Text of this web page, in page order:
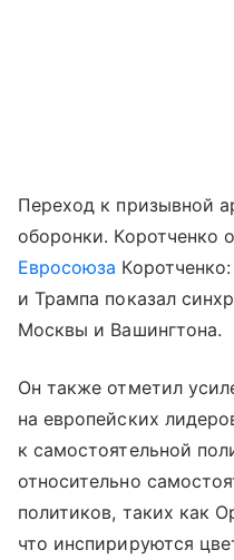
Переход к призывной
оборонки. Коротченко
Евросоюза
и Трампа показал
Москвы и Вашингтона.
Он также отметил
на европейских
к самостоятельной
относительно
политиков, таких как
что инспирируются